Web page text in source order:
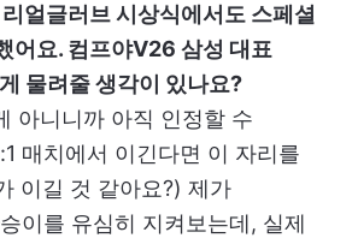
얼글러브 시상식에서도 스페셜
어요. 컴프야V26 삼성 대표
물려줄 생각이 있나요?
아니니까 아직 인정할 수
매치에서 이긴다면 이 자리를
이길 것 같아요?) 제가
이를 유심히 지켜보는데, 실제